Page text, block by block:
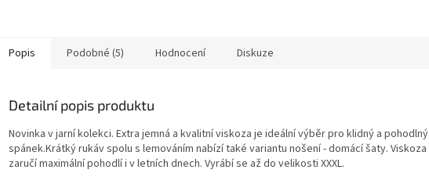
Popis Podobné (5) Hodnocení Diskuze
Detailní popis produktu
Novinka v jarní kolekci. Extra jemná a kvalitní viskoza je ideální výběr pro klidný a pohodlný
spánek.Krátký rukáv spolu s lemováním nabízí také variantu nošení - domácí šaty. Viskoza
zaručí maximální pohodlí i v letních dnech. Vyrábí se až do velikosti XXXL.